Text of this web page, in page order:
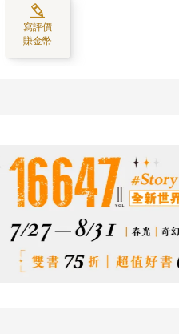
寫評價
賺金幣